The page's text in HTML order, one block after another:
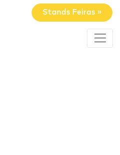
Stands Feiras »